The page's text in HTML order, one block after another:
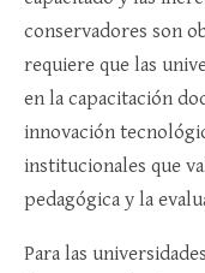
conservadores son
requiere que las
en la capacitación
innovación
institucionales que
pedagógica y la
Para las